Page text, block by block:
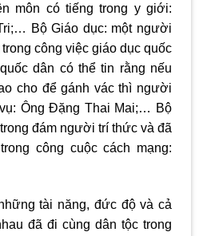
môn có tiếng trong y giới:
Bộ Giáo dục: một người
công việc giáo dục quốc
dân có thể tin rằng nếu
cho để gánh vác thì người
Ông Đặng Thai Mai;… Bộ
đám người trí thức và đã
công cuộc cách mạng:
tài năng, đức độ và cả
đã đi cùng dân tộc trong